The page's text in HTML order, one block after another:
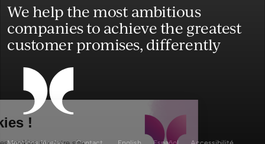
les Cookies !
We help the most ambitious
companies to achieve the greatest
customer promises, differently